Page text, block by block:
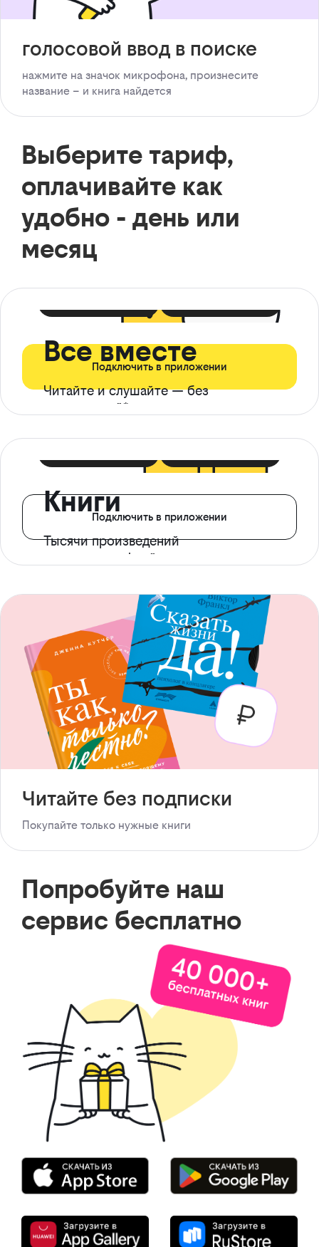
голосовой ввод в поиске
нажмите на значок микрофона, произнесите
название – и книга найдется
Выберите тариф,
оплачивайте как
удобно - день или
месяц
Все вместе
Читайте и слушайте — без
ограничений*
Подключить в приложении
Книги
Тысячи произведений
с доступом офлайн
Подключить в приложении
Читайте без подписки
Покупайте только нужные книги
Попробуйте наш
сервис бесплатно